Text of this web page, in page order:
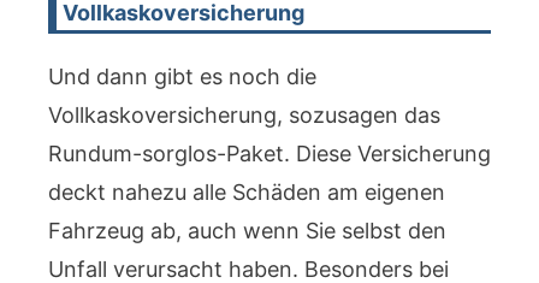
Vollkaskoversicherung
Und dann gibt es noch die
Vollkaskoversicherung, sozusagen das
Rundum-sorglos-Paket. Diese Versicherung
deckt nahezu alle Schäden am eigenen
Fahrzeug ab, auch wenn Sie selbst den
Unfall verursacht haben. Besonders bei